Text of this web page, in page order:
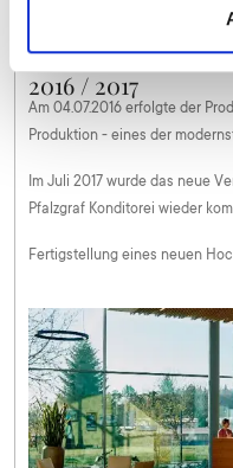
2016 / 2017
Am 04.07.2016 erfolgte der
Produktion - eines der
Im Juli 2017 wurde das neue
Pfalzgraf Konditorei wieder
Fertigstellung eines neuen